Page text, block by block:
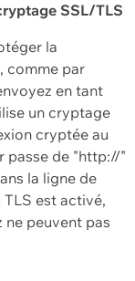
SSL/TLS
la
comme par
en tant
un cryptage
cryptée au
passe de "http://"
la ligne de
est activé,
ne peuvent pas